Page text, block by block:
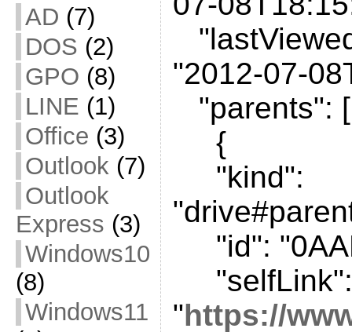
AD (7)
DOS (2)
GPO (8)
LINE (1)
Office (3)
Outlook(7)
Outlook
Express (3)
Windows10
(8)
Windows11
"2012-07-
"parents": [
{
"kind":
"id":
"selfLink":
"https://